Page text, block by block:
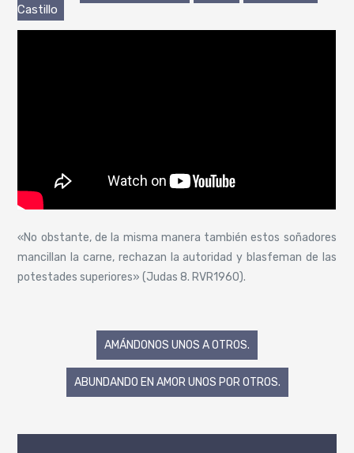
Castillo
«No obstante, de la misma manera también estos soñadores
mancillan la carne, rechazan la autoridad y blasfeman de las
potestades superiores» (Judas 8. RVR1960).
NavegaciónAMÁNDONOS UNOS A OTROS.
ABUNDANDO EN AMOR UNOS POR OTROS.